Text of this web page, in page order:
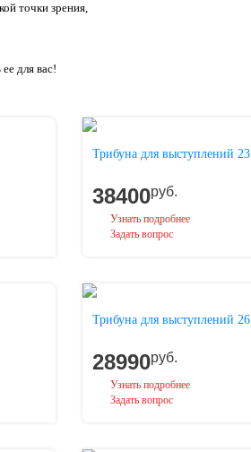
точки зрения,
для вас!
Трибуна для выступлений 23
38400руб.
Узнать подробнее
Задать вопрос
Трибуна для выступлений 26
28990руб.
Узнать подробнее
Задать вопрос